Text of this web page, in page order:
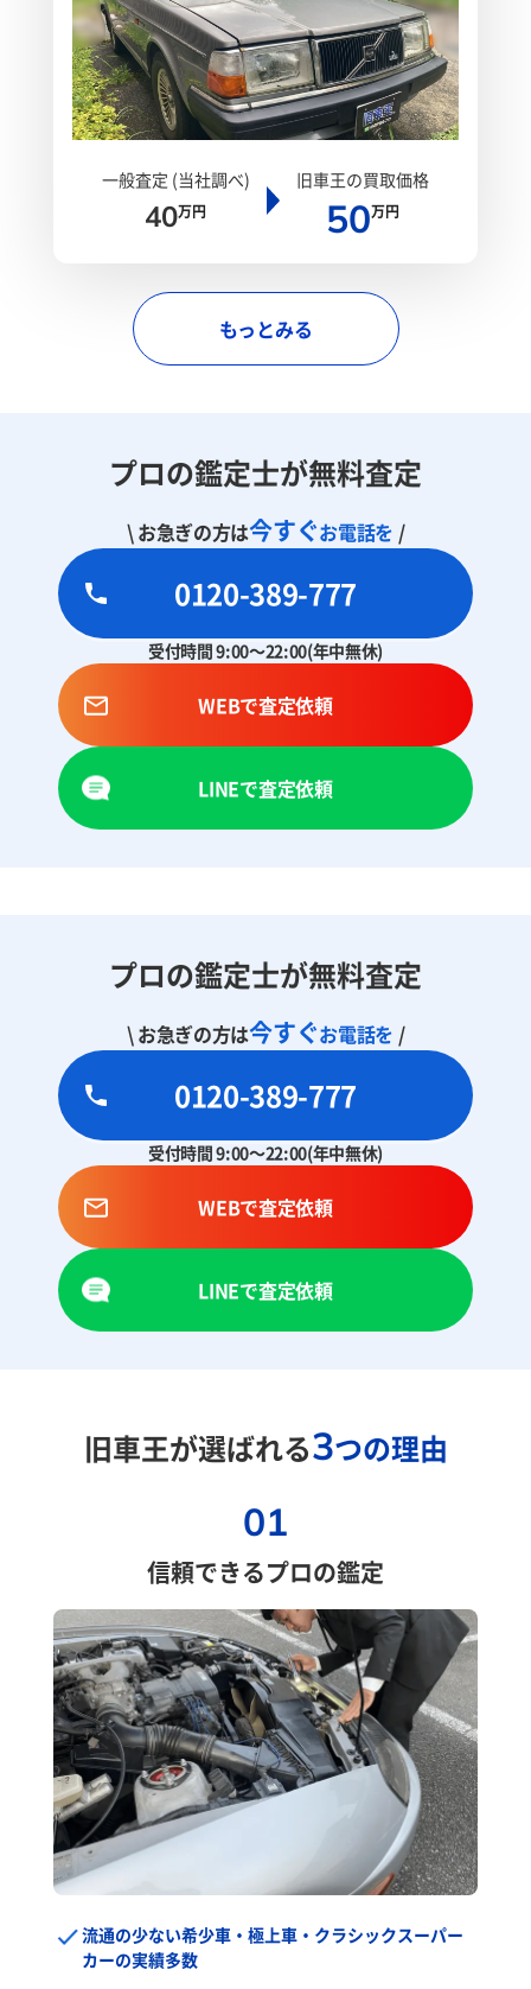
一般査定 (当社調べ)
40万円
旧車王の買取価格
50万円
もっとみる
プロの鑑定士が無料査定
\ お急ぎの方は今すぐお電話を /
0120-389-777
受付時間 9:00～22:00(年中無休)
WEBで査定依頼
LINEで査定依頼
プロの鑑定士が無料査定
\ お急ぎの方は今すぐお電話を /
0120-389-777
受付時間 9:00～22:00(年中無休)
WEBで査定依頼
LINEで査定依頼
旧車王が選ばれる3つの理由
01
信頼できるプロの鑑定
流通の少ない希少車・極上車・クラシックスーパー
カーの実績多数